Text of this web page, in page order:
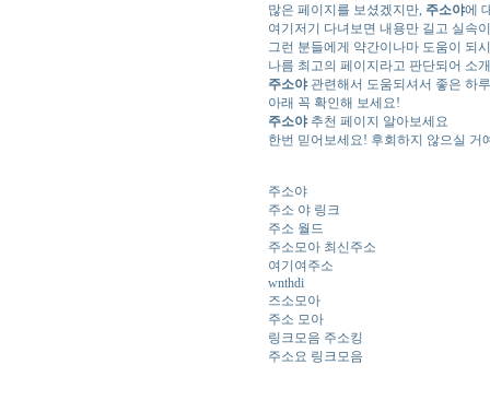
많은 페이지를 보셨겠지만, 주소야에
여기저기 다녀보면 내용만 길고 실속
그런 분들에게 약간이나마 도움이 되
나름 최고의 페이지라고 판단되어 소
주소야관련해서 도움되셔서 좋은 하
아래 꼭 확인해 보세요!
주소야추천 페이지 알아보세요
한번 믿어보세요! 후회하지 않으실 거
주소야
주소 야 링크
주소 월드
주소모아 최신주소
여기여주소
wnthdi
즈소모아
주소 모아
링크모음 주소킹
주소요 링크모음